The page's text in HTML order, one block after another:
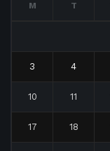
M T
3 4
10 11
17 18